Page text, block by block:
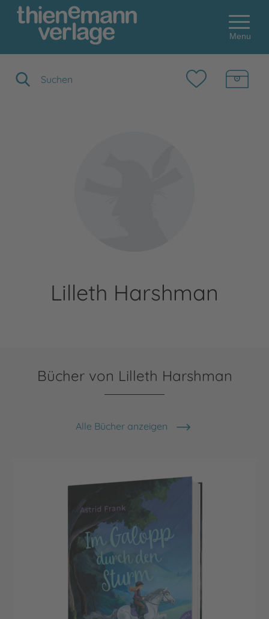
Menu
Lilleth Harshman
Bücher von Lilleth Harshman
Alle Bücher anzeigen